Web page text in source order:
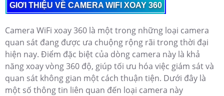
GIƠI THIỆU VỀ CAMERA WIFI XOAY 360
Camera WiFi xoay 360 là một trong những loại camera
quan sát đang được ưa chuộng rộng rãi trong thời đại
hiện nay. Điểm đặc biệt của dòng camera này là khả
năng xoay vòng 360 độ, giúp tối ưu hóa việc giám sát và
quan sát không gian một cách thuận tiện. Dưới đây là
một số thông tin liên quan đến loại camera này